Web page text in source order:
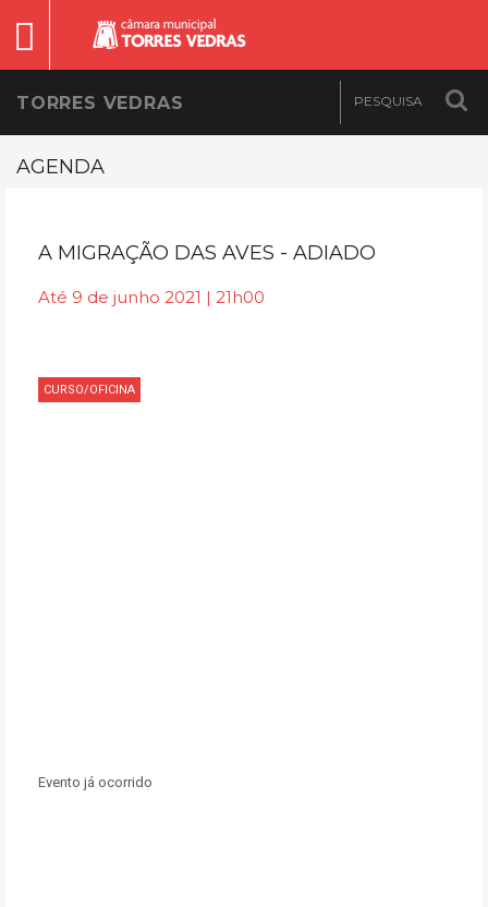
TORRES VEDRAS
AGENDA
A MIGRAÇÃO DAS AVES - ADIADO
Até 9 de junho 2021 | 21h00
CURSO/OFICINA
Evento já ocorrido